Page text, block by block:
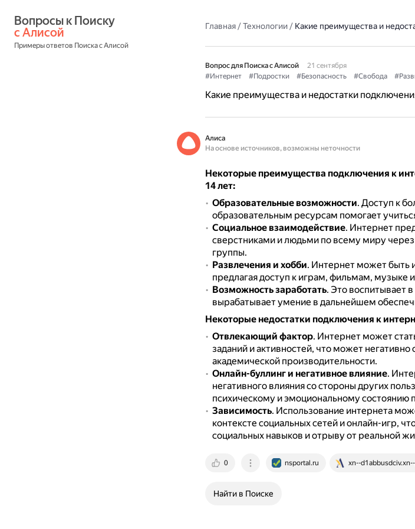
с Алисой
Примеры ответов Поиска с Алисой
Главная/Технологии/ Какие преимущества и
Вопрос для Поиска с Алисой
21 сентября
#Интернет
#Подростки #Безопасность #Свобода
Какие преимущества и недостатки
Алиса
На основе источников, возможны неточности
Некоторые преимущества подключения к
14 лет:
Образовательные возможности. Доступ к
образовательным ресурсам помогает
Социальное взаимодействие. Интернет
сверстниками и людьми по всему миру
группы.
Развлечения и хобби. Интернет может быть
предлагая доступ к играм, фильмам, музыке
Возможность заработать. Это воспитывает
вырабатывает умение в дальнейшем
Некоторые недостатки подключения к
Отвлекающий фактор. Интернет может
заданий и активностей, что может негативно
академической производительности.
Онлайн-буллинг и негативное влияние.
негативного влияния со стороны других
психическому и эмоциональному состоянию
Зависимость. Использование интернета
контексте социальных сетей и онлайн-игр,
социальных навыков и отрыву от реальной
0 nsportal.ru xn--
Найти в Поиске